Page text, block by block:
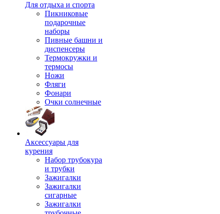
Для отдыха и спорта
Пикниковые
подарочные
наборы
Пивные башни и
диспенсеры
Термокружки и
термосы
Ножи
Фляги
Фонари
Очки солнечные
Аксессуары для
курения
Набор трубокура
и трубки
Зажигалки
Зажигалки
сигарные
Зажигалки